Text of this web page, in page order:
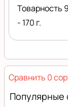
Товарность
- 170 г.
Сравнить 0
Популярные